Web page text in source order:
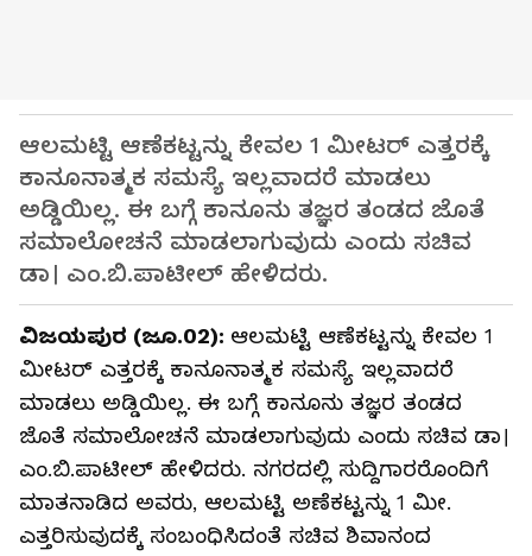
ಆಲಮಟ್ಟಿ ಆಣೆಕಟ್ಟನ್ನು ಕೇವಲ 1 ಮೀಟರ್ ಎತ್ತರಕ್ಕೆ
ಕಾನೂನಾತ್ಮಕ ಸಮಸ್ಯೆ ಇಲ್ಲವಾದರೆ ಮಾಡಲು
ಅಡ್ಡಿಯಿಲ್ಲ. ಈ ಬಗ್ಗೆ ಕಾನೂನು ತಜ್ಞರ ತಂಡದ ಜೊತೆ
ಸಮಾಲೋಚನೆ ಮಾಡಲಾಗುವುದು ಎಂದು ಸಚಿವ
ಡಾ। ಎಂ.ಬಿ.ಪಾಟೀಲ್ ಹೇಳಿದರು.
ವಿಜಯಪುರ (ಜೂ.02): ಆಲಮಟ್ಟಿ ಆಣೆಕಟ್ಟನ್ನು ಕೇವಲ 1
ಮೀಟರ್ ಎತ್ತರಕ್ಕೆ ಕಾನೂನಾತ್ಮಕ ಸಮಸ್ಯೆ ಇಲ್ಲವಾದರೆ
ಮಾಡಲು ಅಡ್ಡಿಯಿಲ್ಲ. ಈ ಬಗ್ಗೆ ಕಾನೂನು ತಜ್ಞರ ತಂಡದ
ಜೊತೆ ಸಮಾಲೋಚನೆ ಮಾಡಲಾಗುವುದು ಎಂದು ಸಚಿವ ಡಾ।
ಎಂ.ಬಿ.ಪಾಟೀಲ್ ಹೇಳಿದರು. ನಗರದಲ್ಲಿ ಸುದ್ದಿಗಾರರೊಂದಿಗೆ
ಮಾತನಾಡಿದ ಅವರು, ಆಲಮಟ್ಟಿ ಅಣೆಕಟ್ಟನ್ನು 1 ಮೀ.
ಎತ್ತರಿಸುವುದಕ್ಕೆ ಸಂಬಂಧಿಸಿದಂತೆ ಸಚಿವ ಶಿವಾನಂದ